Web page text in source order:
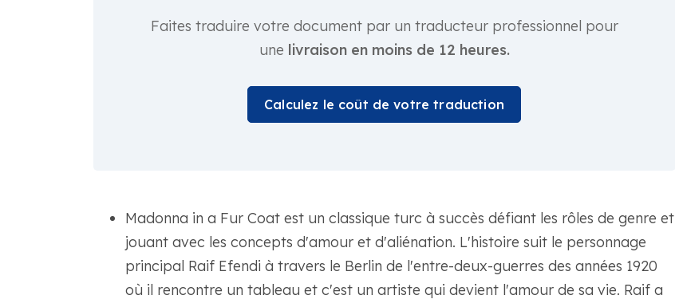
Faites traduire votre document par un traducteur professionnel pour
une livraison en moins de 12 heures.
Calculez le coût de votre traduction
Madonna in a Fur Coat est un classique turc à succès défiant les rôles de genre et
jouant avec les concepts d'amour et d'aliénation. L'histoire suit le personnage
principal Raif Efendi à travers le Berlin de l'entre-deux-guerres des années 1920
où il rencontre un tableau et c'est un artiste qui devient l'amour de sa vie. Raif a